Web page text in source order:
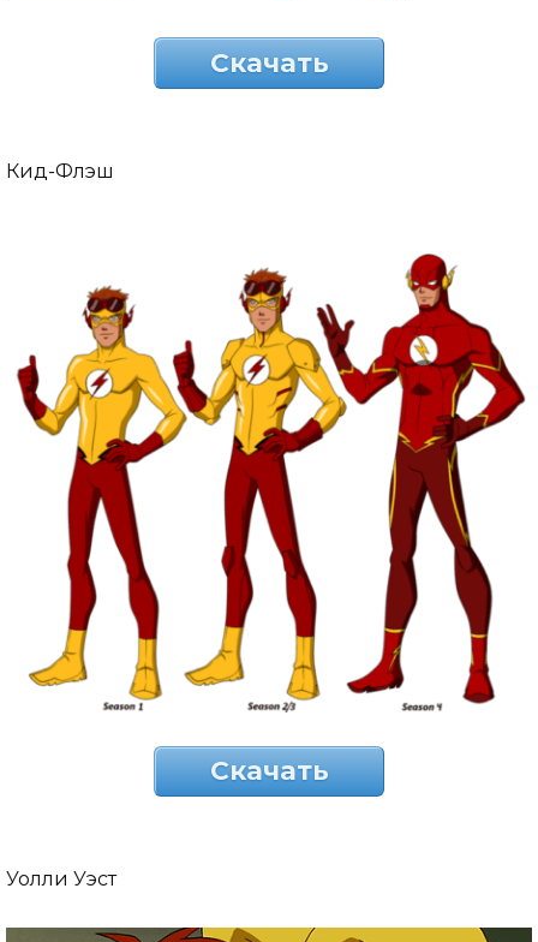
Скачать
Кид-Флэш
Скачать
Уолли Уэст